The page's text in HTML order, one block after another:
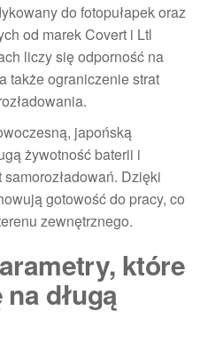
do fotopułapek oraz
od marek Covert i Ltl
liczy się odporność na
także ograniczenie strat
japońską
żywotność baterii i
Dzięki
gotowość do pracy, co
zewnętrznego.
które
długą